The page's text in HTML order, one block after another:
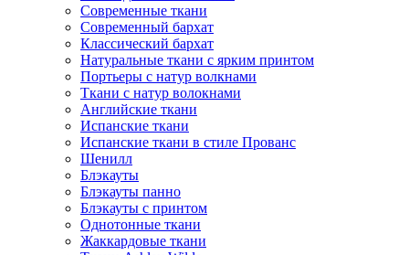
Современные ткани
Современный бархат
Классический бархат
Натуральные ткани с ярким принтом
Портьеры с натур волкнами
Ткани с натур волокнами
Английские ткани
Испанские ткани
Испанские ткани в стиле Прованс
Шенилл
Блэкауты
Блэкауты панно
Блэкауты с принтом
Однотонные ткани
Жаккардовые ткани